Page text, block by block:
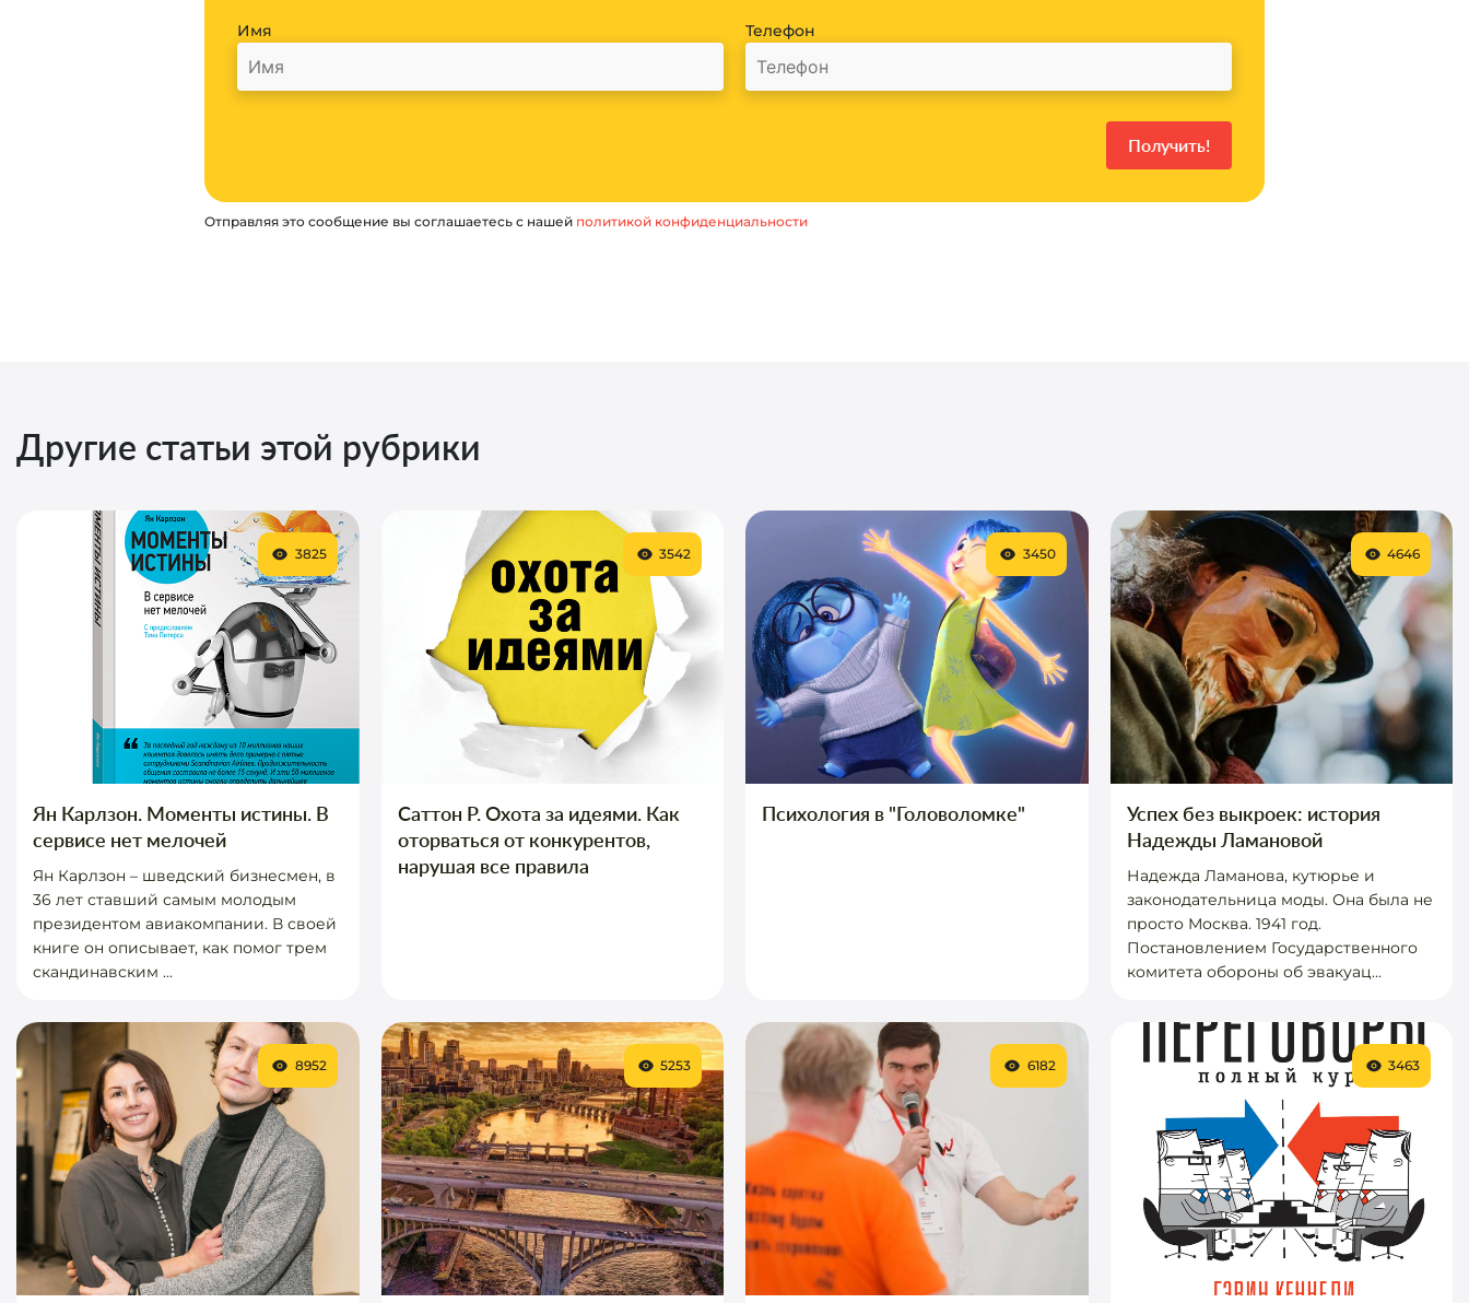
Имя Телефон
Отправляя это сообщение вы соглашаетесь с нашей политикой конфиденциальности
Другие статьи этой рубрики
Ян Карлзон. Моменты истины. В
сервисе нет мелочей
Ян Карлзон – шведский бизнесмен, в
36 лет ставший самым молодым
президентом авиакомпании. В своей
книге он описывает, как помог трем
скандинавским ...
3825
Саттон Р. Охота за идеями. Как
оторваться от конкурентов,
нарушая все правила
3542
Психология в "Головоломке"
3450
Успех без выкроек: история
Надежды Ламановой
Надежда Ламанова, кутюрье и
законодательница моды. Она была не
просто Москва. 1941 год.
Постановлением Государственного
комитета обороны об эвакуац...
4646
8952 5253 6182 3463